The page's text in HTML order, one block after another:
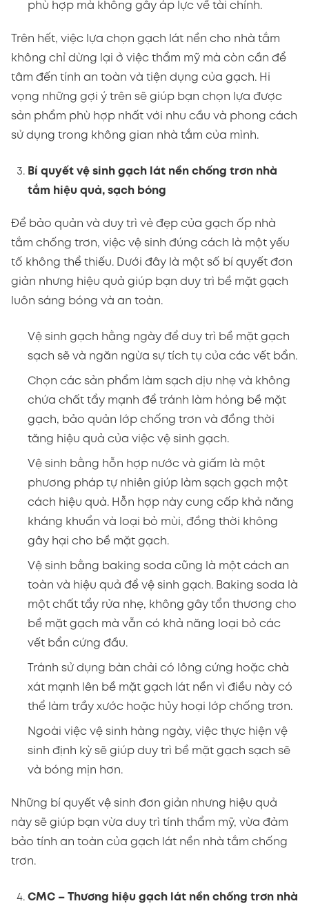
phù hợp mà không gây áp lực về tài chính.
Trên hết, việc lựa chọn gạch lát nền cho nhà tắm
không chỉ dừng lại ở việc thẩm mỹ mà còn cần để
tâm đến tính an toàn và tiện dụng của gạch. Hi
vọng những gợi ý trên sẽ giúp bạn chọn lựa được
sản phẩm phù hợp nhất với nhu cầu và phong cách
sử dụng trong không gian nhà tắm của mình.
Bí quyết vệ sinh gạch lát nền chống trơn nhà
tắm hiệu quả, sạch bóng
Để bảo quản và duy trì vẻ đẹp của gạch ốp nhà
tắm chống trơn, việc vệ sinh đúng cách là một yếu
tố không thể thiếu. Dưới đây là một số bí quyết đơn
giản nhưng hiệu quả giúp bạn duy trì bề mặt gạch
luôn sáng bóng và an toàn.
Vệ sinh gạch hằng ngày để duy trì bề mặt gạch
sạch sẽ và ngăn ngừa sự tích tụ của các vết bẩn.
Chọn các sản phẩm làm sạch dịu nhẹ và không
chứa chất tẩy mạnh để tránh làm hỏng bề mặt
gạch, bảo quản lớp chống trơn và đồng thời
tăng hiệu quả của việc vệ sinh gạch.
Vệ sinh bằng hỗn hợp nước và giấm là một
phương pháp tự nhiên giúp làm sạch gạch một
cách hiệu quả. Hỗn hợp này cung cấp khả năng
kháng khuẩn và loại bỏ mùi, đồng thời không
gây hại cho bề mặt gạch.
Vệ sinh bằng baking soda cũng là một cách an
toàn và hiệu quả để vệ sinh gạch. Baking soda là
một chất tẩy rửa nhẹ, không gây tổn thương cho
bề mặt gạch mà vẫn có khả năng loại bỏ các
vết bẩn cứng đầu.
Tránh sử dụng bàn chải có lông cứng hoặc chà
xát mạnh lên bề mặt gạch lát nền vì điều này có
thể làm trầy xước hoặc hủy hoại lớp chống trơn.
Ngoài việc vệ sinh hàng ngày, việc thực hiện vệ
sinh định kỳ sẽ giúp duy trì bề mặt gạch sạch sẽ
và bóng mịn hơn.
Những bí quyết vệ sinh đơn giản nhưng hiệu quả
này sẽ giúp bạn vừa duy trì tính thẩm mỹ, vừa đảm
bảo tính an toàn của gạch lát nền nhà tắm chống
trơn.
CMC – Thương hiệu gạch lát nền chống trơn nhà